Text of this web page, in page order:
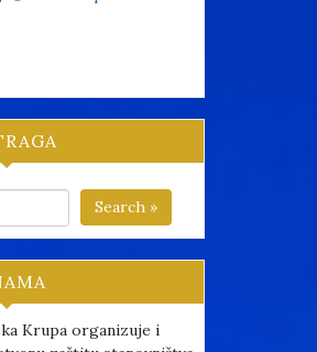
Search »
Krupa organizuje i